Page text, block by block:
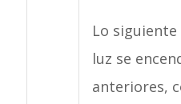
Lo
luz se
anteriores,